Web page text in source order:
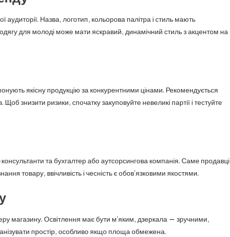
аудиторії. Назва, логотип, кольорова палітра і стиль мають
для молоді може мати яскравий, динамічний стиль з акцентом на
якісну продукцію за конкурентними цінами. Рекомендується
знизити ризики, спочатку закуповуйте невеликі партії і тестуйте
та бухгалтер або аутсорсингова компанія. Саме продавці
товару, ввічливість і чесність є обов’язковими якостями.
магазину. Освітлення має бути м’яким, дзеркала — зручними,
простір, особливо якщо площа обмежена.